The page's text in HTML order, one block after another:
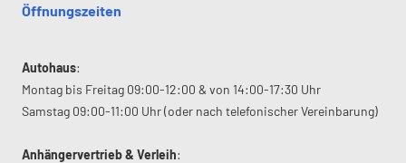
Öffnungszeiten
Autohaus:
Montag bis Freitag 09:00-12:00 & von 14:00-17:30 Uhr
Samstag 09:00-11:00 Uhr (oder nach telefonischer Vereinbarung)
Anhängervertrieb & Verleih: